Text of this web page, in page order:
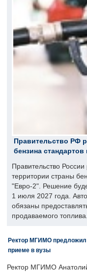
Правительство РФ
бензина
Правительство
территории страны
"Евро-2". Решение
1 июля 2027 года.
обязаны
продаваемого топлива.
Ректор МГИМО предложил
приеме в вузы
Ректор МГИМО